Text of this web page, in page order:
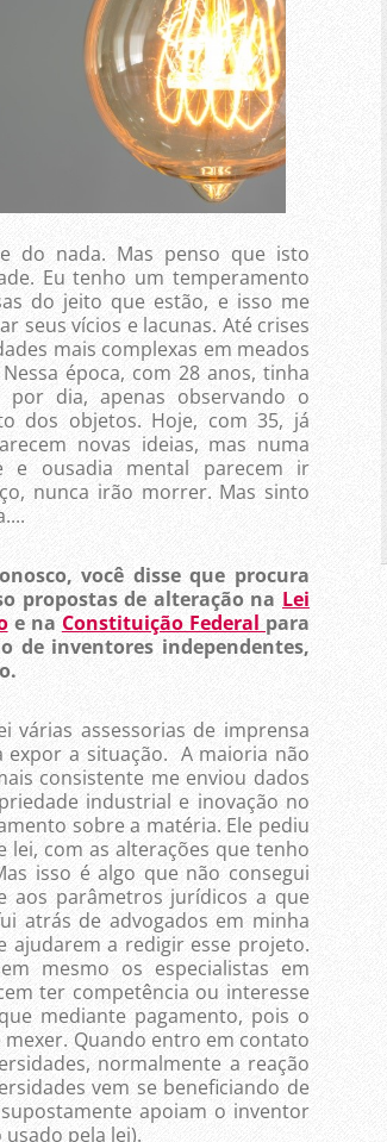
do nada. Mas penso que isto
Eu tenho um temperamento
do jeito que estão, e isso me
seus vícios e lacunas. Até crises
mais complexas em meados
época, com 28 anos, tinha
dia, apenas observando o
dos objetos. Hoje, com 35, já
novas ideias, mas numa
e ousadia mental parecem ir
nunca irão morrer. Mas sinto
você disse que procura
propostas de alteração na Lei
e na Constituição Federal para
de inventores independentes,
várias assessorias de imprensa
expor a situação. A maioria não
consistente me enviou dados
industrial e inovação no
sobre a matéria. Ele pediu
com as alterações que tenho
isso é algo que não consegui
aos parâmetros jurídicos a que
atrás de advogados em minha
a redigir esse projeto.
mesmo os especialistas em
ter competência ou interesse
mediante pagamento, pois o
Quando entro em contato
normalmente a reação
vem se beneficiando de
apoiam o inventor
pela lei).